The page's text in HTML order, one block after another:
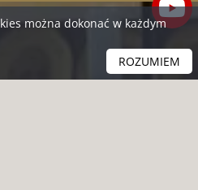
można dokonać w każdym
ROZUMIEM